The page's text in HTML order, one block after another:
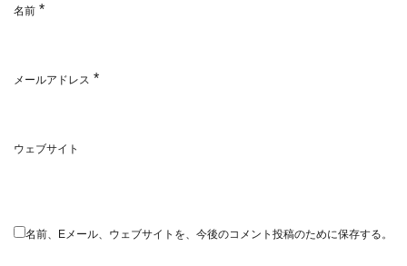
名前 *
メールアドレス *
ウェブサイト
名前、Eメール、ウェブサイトを、今後のコメント投稿のために保存する。